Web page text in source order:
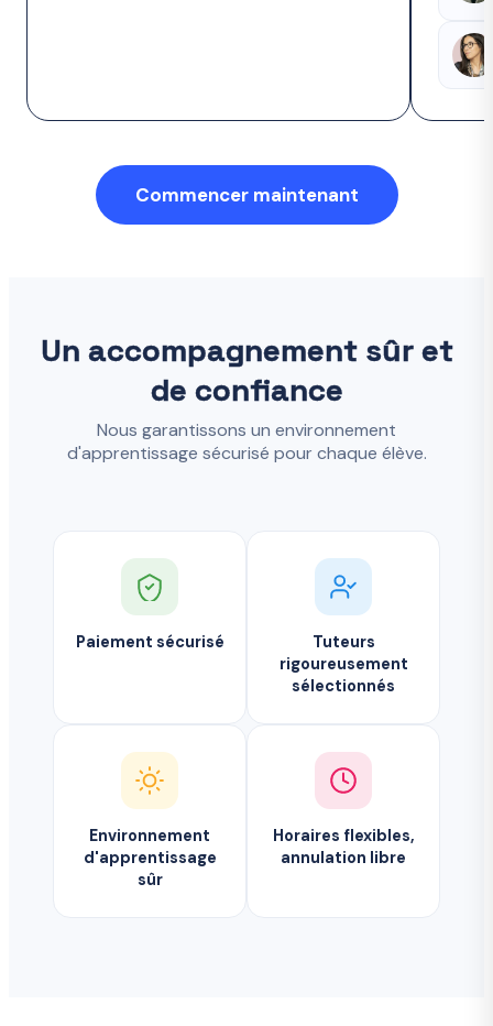
Commencer maintenant
Un accompagnement sûr et
de confiance
Nous garantissons un environnement
d'apprentissage sécurisé pour chaque élève.
Paiement sécurisé
Tuteurs
rigoureusement
sélectionnés
Environnement
d'apprentissage
sûr
Horaires flexibles,
annulation libre